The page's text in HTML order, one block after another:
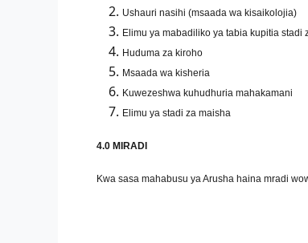
Ushauri nasihi (msaada wa kisaikolojia)
Elimu ya mabadiliko ya tabia kupitia stadi
Huduma za kiroho
Msaada wa kisheria
Kuwezeshwa kuhudhuria mahakamani
Elimu ya stadi za maisha
4.0 MIRADI
Kwa sasa mahabusu ya Arusha haina mradi